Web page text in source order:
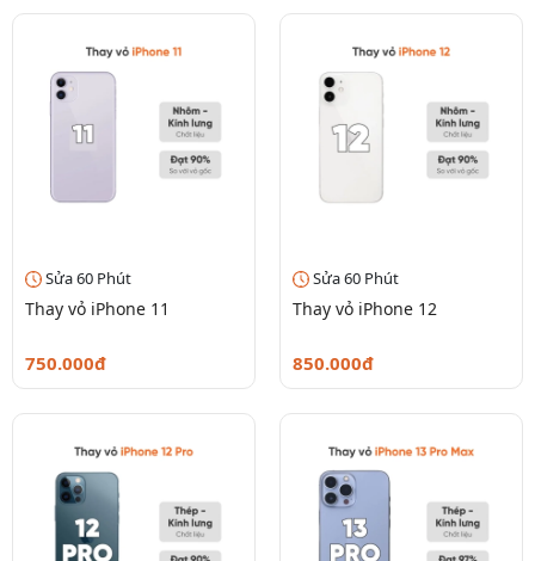
Sửa 60 Phút
Thay vỏ iPhone 11
750.000đ
Sửa 60 Phút
Thay vỏ iPhone 12
850.000đ